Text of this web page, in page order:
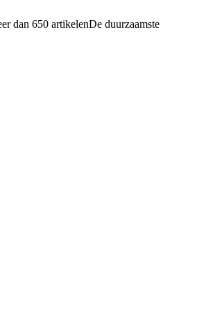
dan 650 artikelenDe duurzaamste